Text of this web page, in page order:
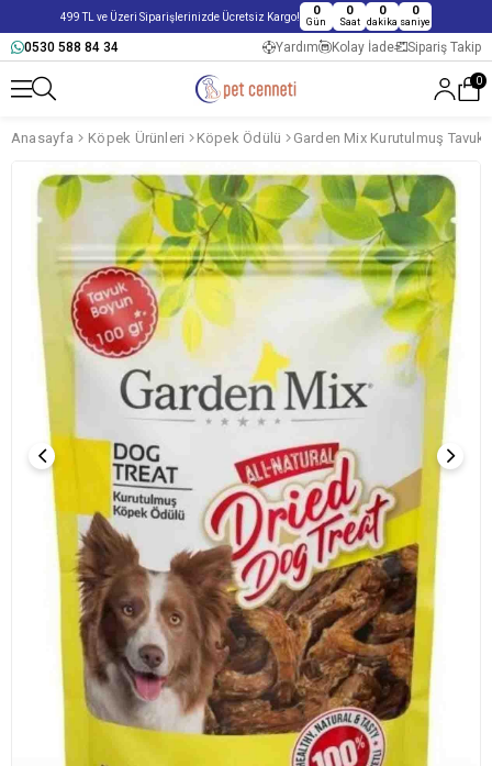
499 TL ve Üzeri Siparişlerinizde Ücretsiz Kargo! 0
Gün
0
Saat
0
dakika
0
saniye
0530 588 84 34 Yardım Kolay İade Sipariş Takip
0
Anasayfa Köpek Ürünleri Köpek Ödülü Garden Mix Kurutulmuş Tavuk